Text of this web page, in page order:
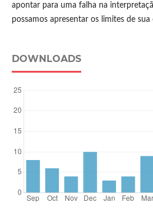
apontar para uma falha na
possamos apresentar os limites de sua
DOWNLOADS